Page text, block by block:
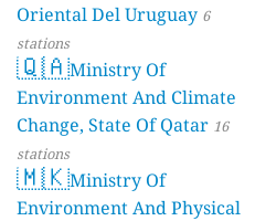
Oriental Del Uruguay 6
stations
🇶🇦Ministry Of
Environment And Climate
Change, State Of Qatar 16
stations
🇲🇰Ministry Of
Environment And Physical